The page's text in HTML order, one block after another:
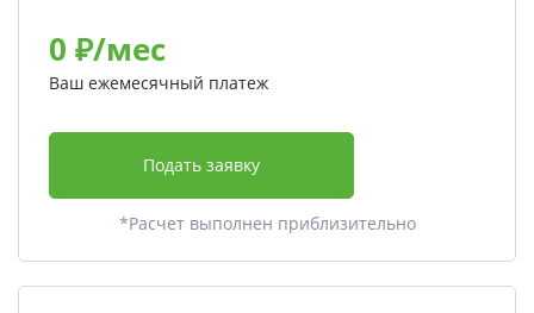
0 ₽/мес
Ваш ежемесячный платеж
Подать заявку
*Расчет выполнен приблизительно